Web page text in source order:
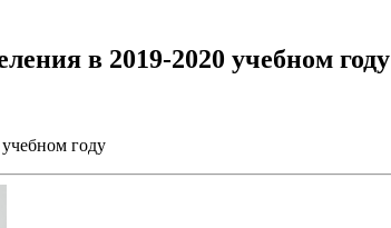
в 2019-2020 учебном году
году